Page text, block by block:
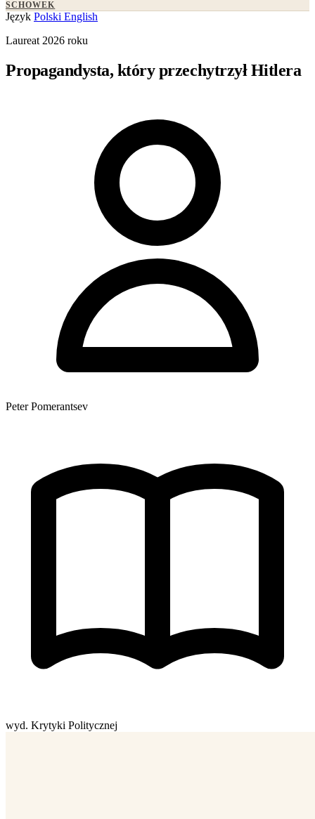
SCHOWEK
Język Polski English
Laureat 2026 roku
Propagandysta, który przechytrzył Hitlera
Peter Pomerantsev
wyd. Krytyki Politycznej